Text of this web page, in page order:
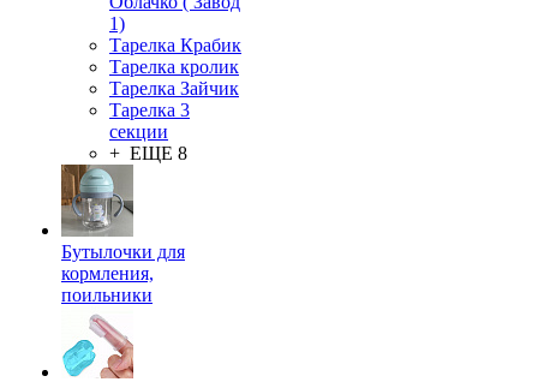
1)
Тарелка Крабик
Тарелка кролик
Тарелка Зайчик
Тарелка 3
секции
+ ЕЩЕ 8
Бутылочки для
кормления,
поильники